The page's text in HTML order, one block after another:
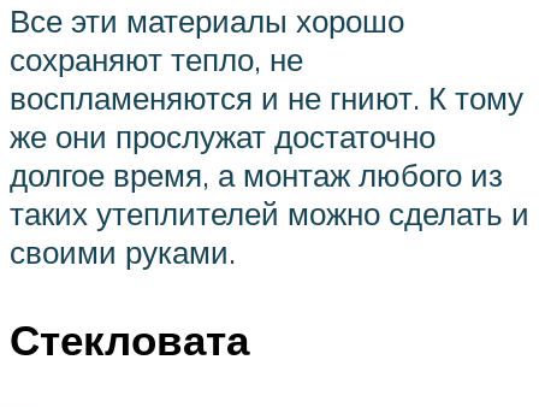
Все эти материалы хорошо
сохраняют тепло, не
воспламеняются и не гниют. К тому
же они прослужат достаточно
долгое время, а монтаж любого из
таких утеплителей можно сделать и
своими руками.
Стекловата